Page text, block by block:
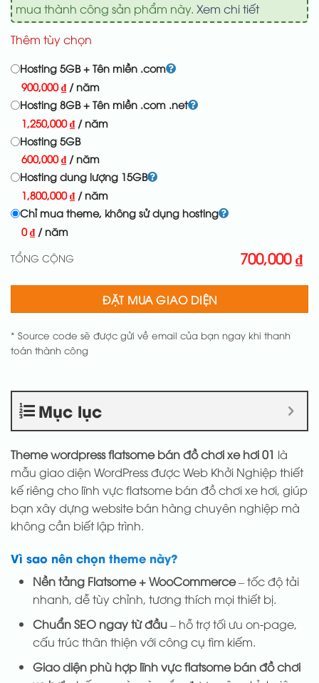
mua thành công sản phẩm này. Xem chi tiết
Thêm tùy chọn
Hosting 5GB + Tên miền .com
900,000₫ / năm
Hosting 8GB + Tên miền .com .net
1,250,000₫ / năm
Hosting 5GB
600,000₫ / năm
Hosting dung lượng 15GB
1,800,000₫ / năm
Chỉ mua theme, không sử dụng hosting
0₫ / năm
TỔNG CỘNG
700,000₫
ĐẶT MUA GIAO DIỆN
* Source code sẽ được gửi về email của bạn ngay khi thanh
toán thành công
Mục lục
Theme wordpress flatsome bán đồ chơi xe hơi 01 là
mẫu giao diện WordPress được Web Khởi Nghiệp thiết
kế riêng cho lĩnh vực flatsome bán đồ chơi xe hơi, giúp
bạn xây dựng website bán hàng chuyên nghiệp mà
không cần biết lập trình.
Vì sao nên chọn theme này?
Nền tảng Flatsome + WooCommerce– tốc độ tải
nhanh, dễ tùy chỉnh, tương thích mọi thiết bị.
Chuẩn SEO ngay từ đầu– hỗ trợ tối ưu on-page,
cấu trúc thân thiện với công cụ tìm kiếm.
Giao diện phù hợp lĩnh vực flatsome bán đồ chơi